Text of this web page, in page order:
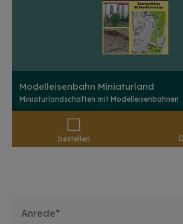
Modelleisenbahn Miniaturland
Miniaturlandschaften mit Modelleisenbahnen
bestellen
Anrede*